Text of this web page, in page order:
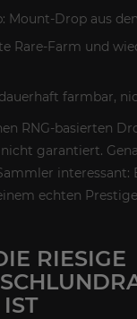
Mount-Drop aus
Rare-Farm und
farmbar,
RNG-basierten
garantiert.
interessant:
echten
RIESIGE